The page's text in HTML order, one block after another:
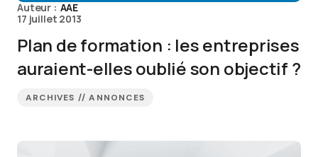
Auteur : AAE
17 juillet 2013
Plan de formation : les entreprises
auraient-elles oublié son objectif ?
ARCHIVES // ANNONCES